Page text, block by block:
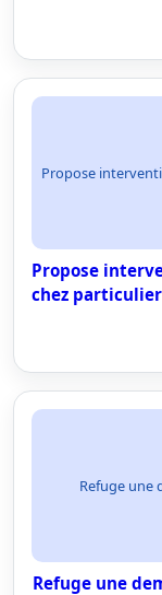
Propose
Propose
chez particulier
Refuge une
Refuge une